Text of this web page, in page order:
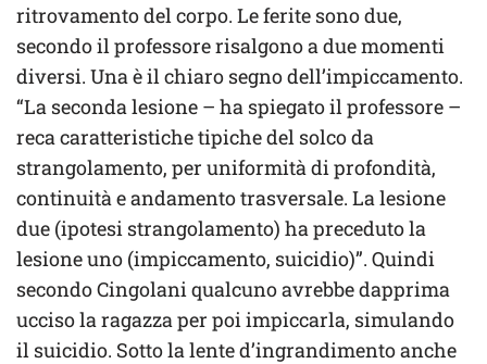
ritrovamento del corpo. Le ferite sono due,
secondo il professore risalgono a due momenti
diversi. Una è il chiaro segno dell’impiccamento.
“La seconda lesione – ha spiegato il professore –
reca caratteristiche tipiche del solco da
strangolamento, per uniformità di profondità,
continuità e andamento trasversale. La lesione
due (ipotesi strangolamento) ha preceduto la
lesione uno (impiccamento, suicidio)”. Quindi
secondo Cingolani qualcuno avrebbe dapprima
ucciso la ragazza per poi impiccarla, simulando
il suicidio. Sotto la lente d’ingrandimento anche